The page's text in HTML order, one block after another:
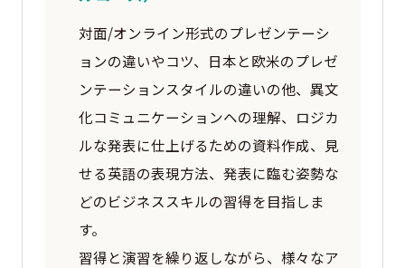
対面/オンライン形式のプレゼンテーシ
ョンの違いやコツ、日本と欧米のプレゼ
ンテーションスタイルの違いの他、異文
化コミュニケーションヘの理解、ロジカ
ルな発表に仕上げるための資料作成、見
せる英語の表現方法、発表に臨む姿勢な
どのビジネススキルの習得を目指しま
す。
習得と演習を繰り返しながら、様々なア